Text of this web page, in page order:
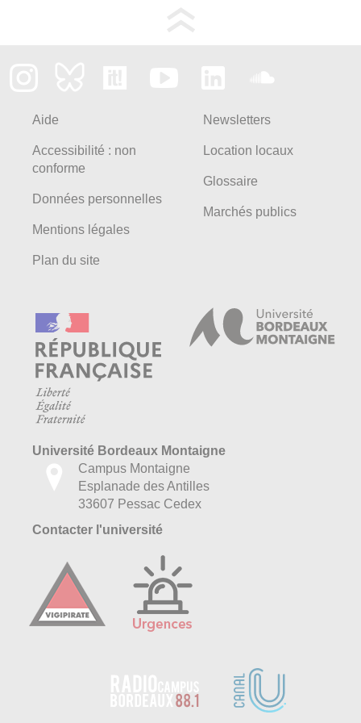
Aide
Accessibilité : non
conforme
Données personnelles
Mentions légales
Plan du site
Newsletters
Location locaux
Glossaire
Marchés publics
Université Bordeaux Montaigne
Campus Montaigne
Esplanade des Antilles
33607 Pessac Cedex
Contacter l'université